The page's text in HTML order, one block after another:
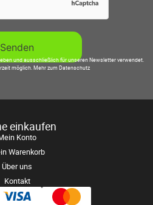
und ausschließlich für unseren Newsletter verwendet.
möglich. Mehr zum Datenschutz
einkaufen
Konto
Warenkorb
Über uns
Kontakt